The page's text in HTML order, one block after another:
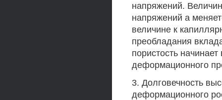
напряжений.
напряжений а
величине к
преобладания
пористость
деформационного
3. Долговечность
деформационного